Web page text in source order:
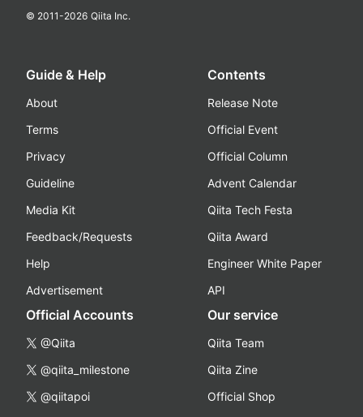
© 2011-2026 Qiita Inc.
Guide & Help
About
Terms
Privacy
Guideline
Media Kit
Feedback/Requests
Help
Advertisement
Contents
Release Note
Official Event
Official Column
Advent Calendar
Qiita Tech Festa
Qiita Award
Engineer White Paper
API
Official Accounts
@Qiita
@qiita_milestone
@qiitapoi
Our service
Qiita Team
Qiita Zine
Official Shop